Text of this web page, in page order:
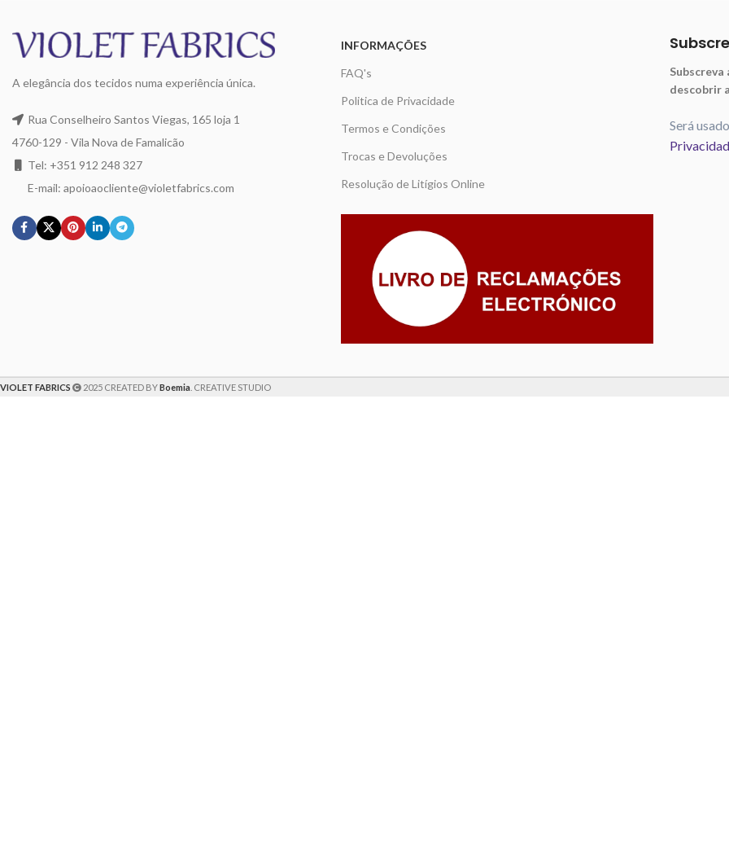
A elegância dos tecidos numa experiência única.
Rua Conselheiro Santos Viegas, 165 loja 1
4760-129 - Vila Nova de Famalicão
Tel: +351 912 248 327
E-mail: apoioaocliente@violetfabrics.com
INFORMAÇÕES
FAQ's
Politica de Privacidade
Termos e Condições
Trocas e Devoluções
Resolução de Litígios Online
descobrir
Será
VIOLET FABRICS 2025 CREATED BYBoemia . CREATIVE STUDIO